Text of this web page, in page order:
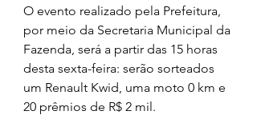
O evento realizado pela Prefeitura,
por meio da Secretaria Municipal da
Fazenda, será a partir das 15 horas
desta sexta-feira: serão sorteados
um Renault Kwid, uma moto 0 km e
20 prêmios de R$ 2 mil.